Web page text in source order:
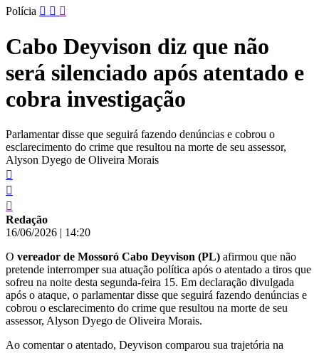
Pular
conteúdo
Polícia
Cabo Deyvison diz que não
será silenciado após atentado e
cobra investigação
Parlamentar disse que seguirá fazendo denúncias e cobrou o
esclarecimento do crime que resultou na morte de seu assessor,
Alyson Dyego de Oliveira Morais
Redação
16/06/2026 | 14:20
O vereador de Mossoró Cabo Deyvison (PL) afirmou que não
pretende interromper sua atuação política após o atentado a tiros que
sofreu na noite desta segunda-feira 15. Em declaração divulgada
após o ataque, o parlamentar disse que seguirá fazendo denúncias e
cobrou o esclarecimento do crime que resultou na morte de seu
assessor, Alyson Dyego de Oliveira Morais.
Ao comentar o atentado, Deyvison comparou sua trajetória na